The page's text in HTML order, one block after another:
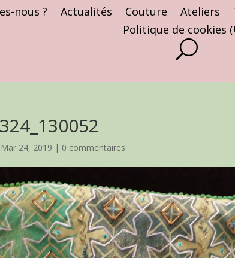
nous ? Actualités Couture Ateliers
Politique de cookies
Mar 24, 2019 | 0 commentaires